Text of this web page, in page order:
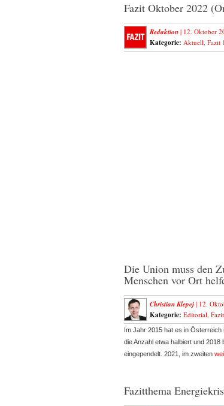
Fazit Oktober 2022
Redaktion | 12. Oktober
Kategorie: Aktuell, Fazit
Die Union muss den
Menschen vor Ort
Christian Klepej | 12.
Kategorie: Editorial,
Im Jahr 2015 hat es in
die Anzahl etwa halbiert und
eingependelt. 2021, im zweiten
Fazitthema